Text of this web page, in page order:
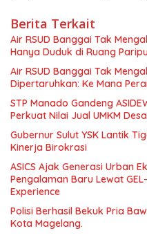
Berita Terkait
Air RSUD Banggai Tak
Hanya Duduk di Ruang
Air RSUD Banggai Tak
Dipertaruhkan: Ke Mana
‎STP Manado Gandeng
Perkuat Nilai Jual UMKM
Gubernur Sulut YSK Lantik Tiga Pejabat Eselon II, Perkuat
Kinerja Birokrasi
ASICS Ajak Generasi Urban
Pengalaman Baru Lewat
Experience
Polisi Berhasil Bekuk Pria
Kota Magelang.